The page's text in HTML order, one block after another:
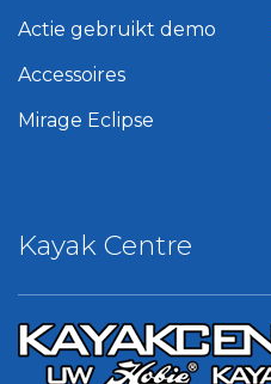
Kayak Centre
Actie gebruikt demo
Accessoires
Mirage Eclipse